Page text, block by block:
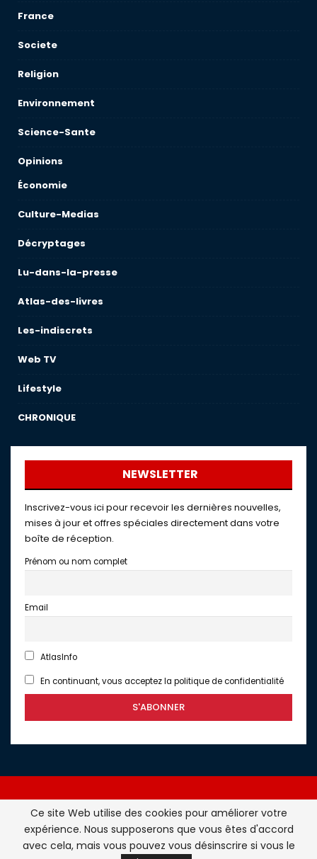
France
Societe
Religion
Environnement
Science-Sante
Opinions
Économie
Culture-Medias
Décryptages
Lu-dans-la-presse
Atlas-des-livres
Les-indiscrets
Web TV
Lifestyle
CHRONIQUE
NEWSLETTER
Inscrivez-vous ici pour recevoir les dernières nouvelles,
mises à jour et offres spéciales directement dans votre
boîte de réception.
Prénom ou nom complet
Email
AtlasInfo
En continuant, vous acceptez la politique de confidentialité
Atlasinfo.fr : l'essentiel de l'actualité de la France et du
Maghreb © Tous Droits Réservés - Atlasinfo- 2026
Ce site Web utilise des cookies pour améliorer votre
expérience. Nous supposerons que vous êtes d'accord
avec cela, mais vous pouvez vous désinscrire si vous le